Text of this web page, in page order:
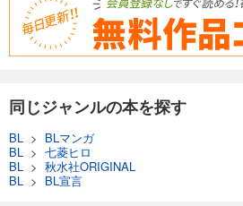
同じジャンルの本を探す
BL > BLマンガ
BL > 七菱ヒロ
BL > 秋水社ORIGINAL
BL > BL宣言